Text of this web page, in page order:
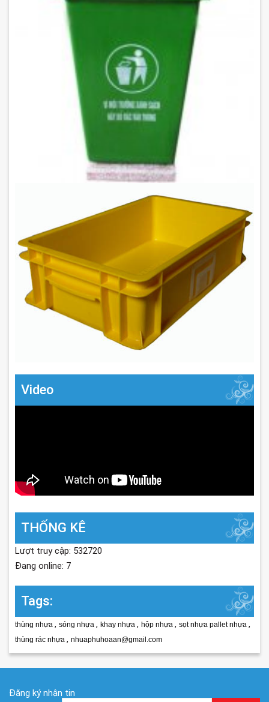
Video
THỐNG KÊ
Lượt truy cập: 532720
Đang online: 7
Tags:
thùng nhựa , sóng nhựa , khay nhựa , hộp nhựa , sọt nhựa pallet nhựa ,
thùng rác nhựa , nhuaphuhoaan@gmail.com
Đăng ký nhận tin